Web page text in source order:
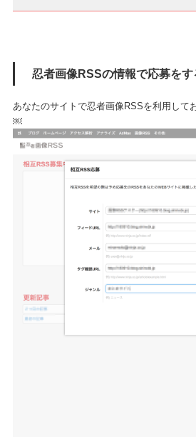
忍者画像RSSの情報で応募をす
あなたのサイトで忍者画像RSSを利用して
￼